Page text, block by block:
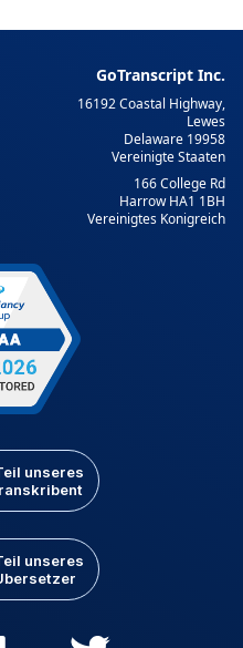
GoTranscript Inc.
16192 Coastal Highway,
Lewes
Delaware 19958
Vereinigte Staaten
166 College Rd
Harrow HA1 1BH
Vereinigtes Konigreich
unseres
unseres